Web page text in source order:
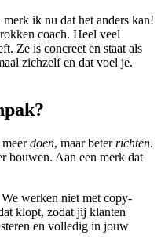
ik nu dat het anders kan!
coach. Heel veel
Ze is concreet en staat als
zichzelf en dat voel je.
doen, maar beterrichten.
bouwen. Aan een merk dat
werken niet met copy-
klopt, zodat jij klanten
en volledig in jouw